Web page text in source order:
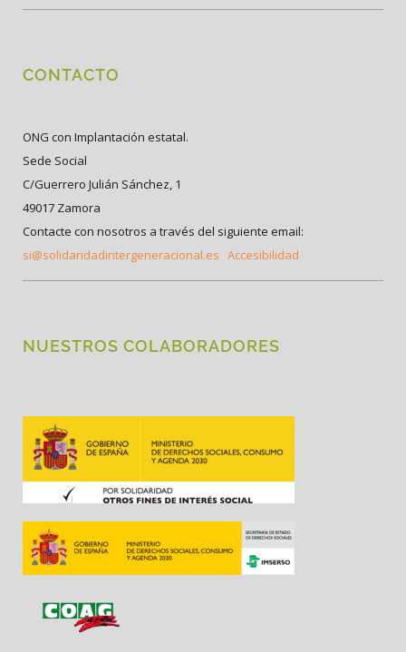
CONTACTO
ONG con Implantación estatal.
Sede Social
C/Guerrero Julián Sánchez, 1
49017 Zamora
Contacte con nosotros a través del siguiente email:
si@solidaridadintergeneracional.es Accesibilidad
NUESTROS COLABORADORES